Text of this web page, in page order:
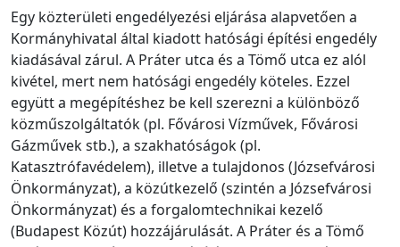
Egy közterületi engedélyezési eljárása alapvetően a
Kormányhivatal által kiadott hatósági építési engedély
kiadásával zárul. A Práter utca és a Tömő utca ez alól
kivétel, mert nem hatósági engedély köteles. Ezzel
együtt a megépítéshez be kell szerezni a különböző
közműszolgáltatók (pl. Fővárosi Vízművek, Fővárosi
Gázművek stb.), a szakhatóságok (pl.
Katasztrófavédelem), illetve a tulajdonos (Józsefvárosi
Önkormányzat), a közútkezelő (szintén a Józsefvárosi
Önkormányzat) és a forgalomtechnikai kezelő
(Budapest Közút) hozzájárulását. A Práter és a Tömő